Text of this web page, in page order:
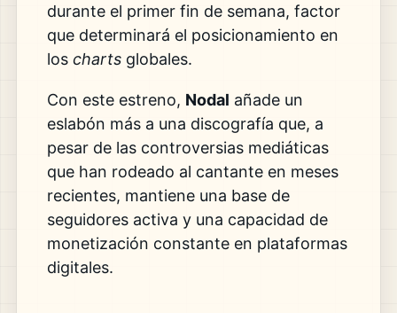
durante el primer fin de semana, factor
que determinará el posicionamiento en
los chartsglobales.
Con este estreno, Nodal añade un
eslabón más a una discografía que, a
pesar de las controversias mediáticas
que han rodeado al cantante en meses
recientes, mantiene una base de
seguidores activa y una capacidad de
monetización constante en plataformas
digitales.